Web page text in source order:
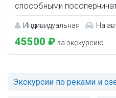
способными
Индивидуальная На
45500 ₽ за экскурсию
Экскурсии по реками и